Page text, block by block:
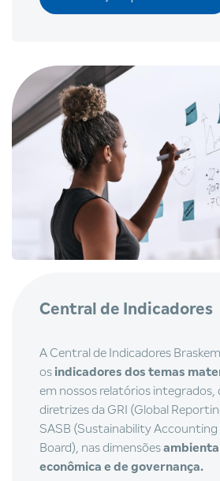
Central de Indicadores
A Central de Indicadores
os indicadores dos temas
em nossos relatórios integrados,
diretrizes da GRI (Global
SASB (Sustainability
Board), nas dimensões
econômica e de governança.